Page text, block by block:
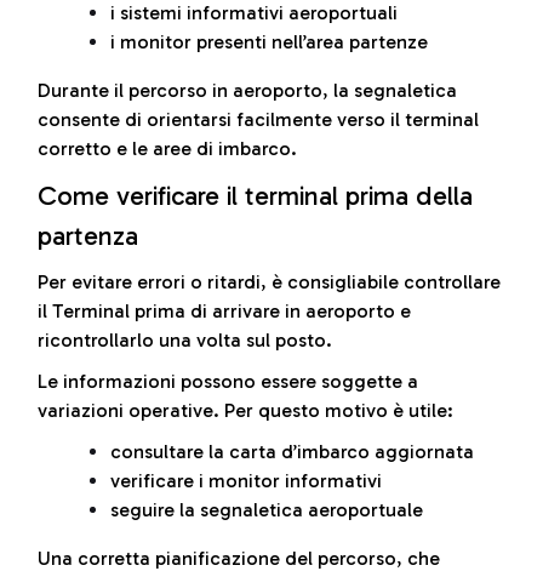
i sistemi informativi aeroportuali
i monitor presenti nell’area partenze
Durante il percorso in aeroporto, la segnaletica
consente di orientarsi facilmente verso il terminal
corretto e le aree di imbarco.
Come verificare il terminal prima della
partenza
Per evitare errori o ritardi, è consigliabile controllare
il Terminal prima di arrivare in aeroporto e
ricontrollarlo una volta sul posto.
Le informazioni possono essere soggette a
variazioni operative. Per questo motivo è utile:
consultare la carta d’imbarco aggiornata
verificare i monitor informativi
seguire la segnaletica aeroportuale
Una corretta pianificazione del percorso, che